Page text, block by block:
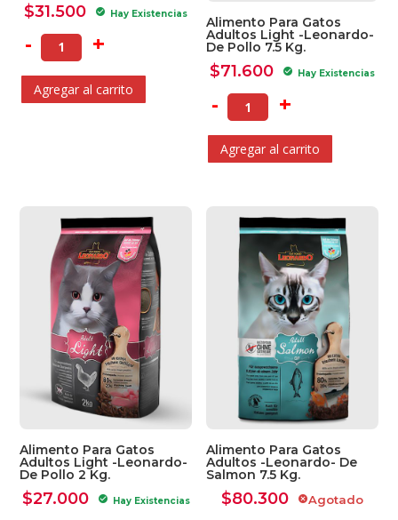
$31.500 check_circle Hay Existencias
- +
Agregar al carrito
Alimento Para Gatos
Adultos Light -Leonardo-
De Pollo 7.5 Kg.
$71.600 check_circle Hay Existencias
- +
Agregar al carrito
Alimento Para Gatos
Adultos Light -Leonardo-
De Pollo 2 Kg.
$27.000 check_circle Hay Existencias
Alimento Para Gatos
Adultos -Leonardo- De
Salmon 7.5 Kg.
$80.300 cancelAgotado